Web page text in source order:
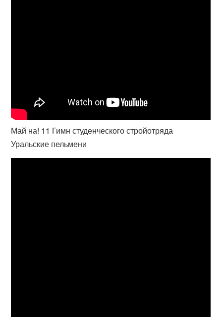
Май на! 11 Гимн студенческого стройотряда
Уральские пельмени